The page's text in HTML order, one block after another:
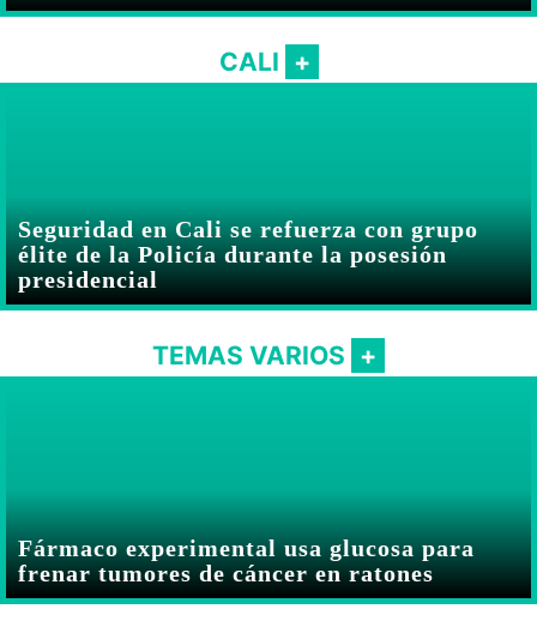
CALI
Seguridad en Cali se refuerza con grupo
élite de la Policía durante la posesión
presidencial
TEMAS VARIOS
Fármaco experimental usa glucosa para
frenar tumores de cáncer en ratones